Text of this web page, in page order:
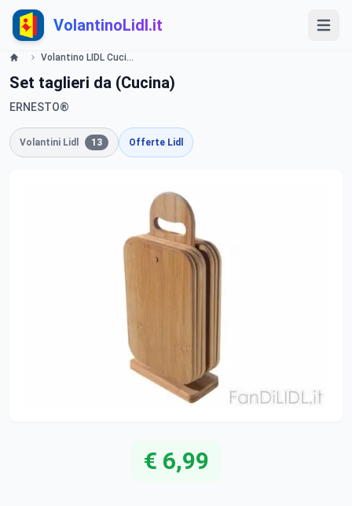
VolantinoLidl.it
Volantino LIDL Cucina Offerte valide dal 3 Febbraio 2014 Lidl
Set taglieri da (Cucina)
ERNESTO®
Volantini Lidl 13 Offerte Lidl
€ 6,99